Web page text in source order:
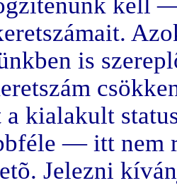
is
a kialakult
— itt nem
Jelezni